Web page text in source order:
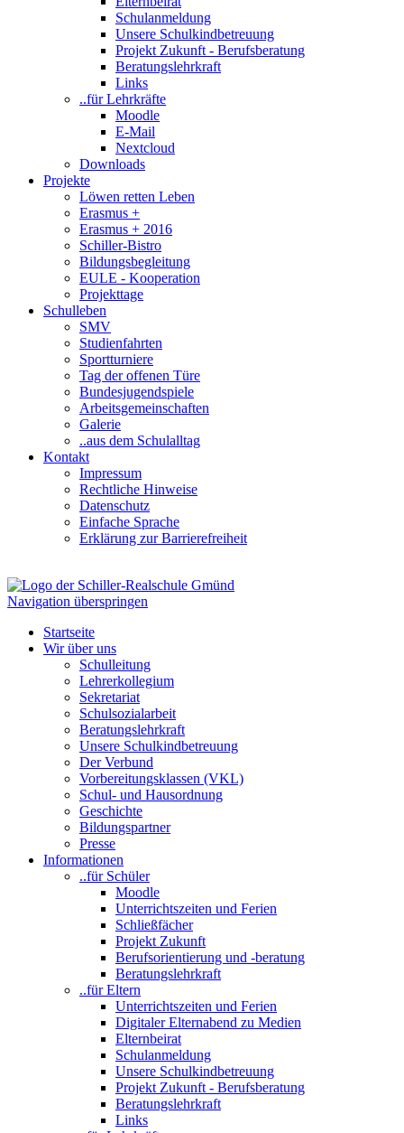
Schulanmeldung
Unsere Schulkindbetreuung
Projekt Zukunft - Berufsberatung
Beratungslehrkraft
Links
..für Lehrkräfte
Moodle
E-Mail
Nextcloud
Downloads
Projekte
Löwen retten Leben
Erasmus +
Erasmus + 2016
Schiller-Bistro
Bildungsbegleitung
EULE - Kooperation
Projekttage
Schulleben
SMV
Studienfahrten
Sportturniere
Tag der offenen Türe
Bundesjugendspiele
Arbeitsgemeinschaften
Galerie
..aus dem Schulalltag
Kontakt
Impressum
Rechtliche Hinweise
Datenschutz
Einfache Sprache
Erklärung zur Barrierefreiheit
Navigation überspringen
Startseite
Wir über uns
Schulleitung
Lehrerkollegium
Sekretariat
Schulsozialarbeit
Beratungslehrkraft
Unsere Schulkindbetreuung
Der Verbund
Vorbereitungsklassen (VKL)
Schul- und Hausordnung
Geschichte
Bildungspartner
Presse
Informationen
..für Schüler
Moodle
Unterrichtszeiten und Ferien
Schließfächer
Projekt Zukunft
Berufsorientierung und -beratung
Beratungslehrkraft
..für Eltern
Unterrichtszeiten und Ferien
Digitaler Elternabend zu Medien
Elternbeirat
Schulanmeldung
Unsere Schulkindbetreuung
Projekt Zukunft - Berufsberatung
Beratungslehrkraft
Links